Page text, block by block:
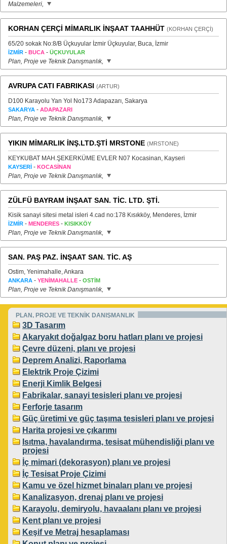
Malzemeleri,
KORHAN ÇERÇİ MİMARLIK İNŞAAT TAAHHÜT (KORHAN ÇERÇİ)
65/20 sokak No:8/B Üçkuyular İzmir Üçkuyular, Buca, İzmir
İZMİR - BUCA - ÜÇKUYULAR
Plan, Proje ve Teknik Danışmanlık,
AVRUPA CATI FABRIKASI (ARTUR)
D100 Karayolu Yan Yol No173 Adapazarı, Sakarya
SAKARYA - ADAPAZARI
Plan, Proje ve Teknik Danışmanlık,
YIKIN MİMARLIK İNŞ.LTD.ŞTİ MRSTONE (MRSTONE)
KEYKUBAT MAH.ŞEKERKÜME EVLER N07 Kocasinan, Kayseri
KAYSERİ - KOCASİNAN
Plan, Proje ve Teknik Danışmanlık,
ZÜLFÜ BAYRAM İNŞAAT SAN. TİC. LTD. ŞTİ.
Kisik sanayi sitesi metal isleri 4.cad no:178 Kısıkköy, Menderes, İzmir
İZMİR - MENDERES - KISIKKÖY
Plan, Proje ve Teknik Danışmanlık,
SAN. PAŞ PAZ. İNŞAAT SAN. TİC. AŞ
Ostim, Yenimahalle, Ankara
ANKARA - YENİMAHALLE - OSTİM
Plan, Proje ve Teknik Danışmanlık,
PLAN, PROJE VE TEKNİK DANIŞMANLIK
3D Tasarım
Akaryakıt doğalgaz boru hatları planı ve projesi
Çevre düzeni, planı ve projesi
Deprem Analizi, Raporlama
Elektrik Proje Çizimi
Enerji Kimlik Belgesi
Fabrikalar, sanayi tesisleri planı ve projesi
Ferforje tasarım
Güç üretimi ve güç taşıma tesisleri planı ve projesi
Harita projesi ve çıkarımı
Isıtma, havalandırma, tesisat mühendisliği planı ve
projesi
İç mimari (dekorasyon) planı ve projesi
İç Tesisat Proje Çizimi
Kamu ve özel hizmet binaları planı ve projesi
Kanalizasyon, drenaj planı ve projesi
Karayolu, demiryolu, havaalanı planı ve projesi
Kent planı ve projesi
Keşif ve Metraj hesaplaması